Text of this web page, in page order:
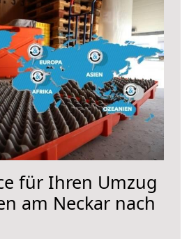
für Ihren Umzug
am Neckar nach